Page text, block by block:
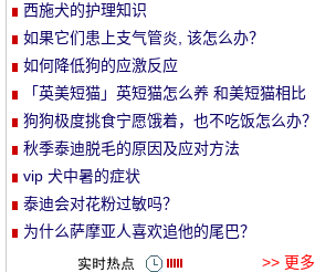
et
西施犬的护理知识
如果它们患上支气管炎, 该怎么办？
如何降低狗的应激反应
「英美短猫」英短猫怎么养 和美短猫相比
养哪种比较好呢
狗狗极度挑食宁愿饿着，也不吃饭怎么办？
教你五招轻松解决！
秋季泰迪脱毛的原因及应对方法
vip 犬中暑的症状
泰迪会对花粉过敏吗？
为什么萨摩亚人喜欢追他的尾巴？
>> 更多